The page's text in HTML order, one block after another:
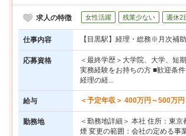
求人の特徴 女性活躍 残業少ない 週休2
仕事内容 【目黒駅】経理・総務※月次補
応募資格
＜最終学歴＞大学院、大学、短
実務経験をお持ちの方 ■歓迎条
経理の経...
給与 ＜予定年収＞ 400万円～500万
勤務地
＜勤務地詳細＞ 本社 住所：東
煙 変更の範囲：会社の定める事